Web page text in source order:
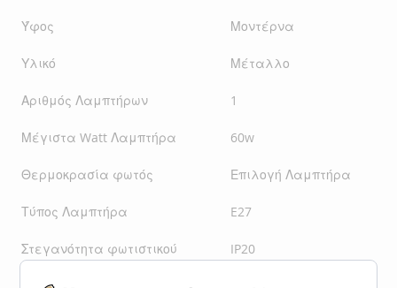
Ύφος Μοντέρνα
Υλικό Μέταλλο
Αριθμός Λαμπτήρων 1
Μέγιστα Watt Λαμπτήρα 60w
Θερμοκρασία φωτός Επιλογή Λαμπτήρα
Τύπος Λαμπτήρα E27
Στεγανότητα φωτιστικού IP20